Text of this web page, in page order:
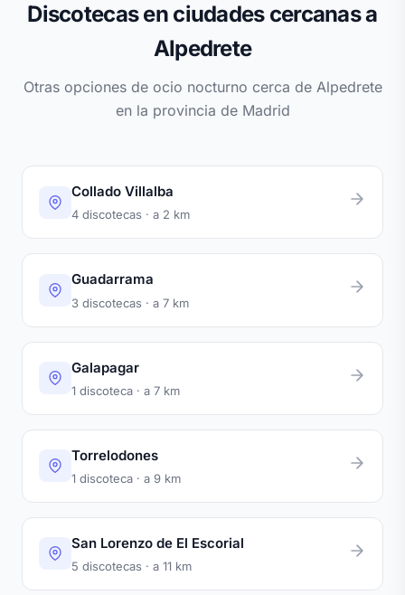
Discotecas en ciudades cercanas a
Alpedrete
Otras opciones de ocio nocturno cerca de Alpedrete
en la provincia de Madrid
Collado Villalba
4 discotecas · a 2 km
Guadarrama
3 discotecas · a 7 km
Galapagar
1 discoteca · a 7 km
Torrelodones
1 discoteca · a 9 km
San Lorenzo de El Escorial
5 discotecas · a 11 km